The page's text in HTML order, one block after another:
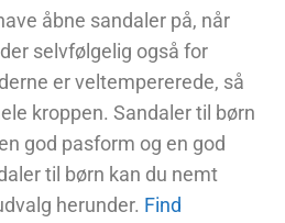
åbne sandaler på, når
selvfølgelig også for
er veltempererede, så
kroppen. Sandaler til børn
god pasform og en god
til børn kan du nemt
herunder. Find